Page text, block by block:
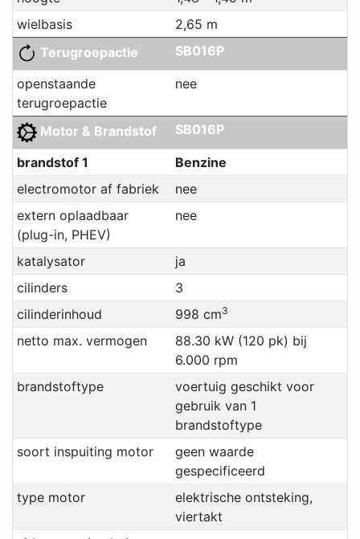
wielbasis
2,65 m
Terugroepactie
SB016P
openstaande
terugroepactie
nee
Motor & Brandstof SB016P
brandstof 1
Benzine
electromotor af fabriek
nee
extern oplaadbaar
(plug-in, PHEV)
nee
katalysator
ja
cilinders
3
cilinderinhoud
998 cm3
netto max. vermogen
88.30 kW (120 pk) bij
6.000 rpm
brandstoftype
voertuig geschikt voor
gebruik van 1
brandstoftype
soort inspuiting motor
geen waarde
gespecificeerd
type motor
elektrische ontsteking,
viertakt